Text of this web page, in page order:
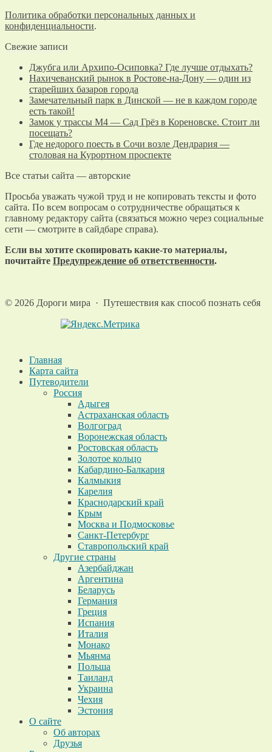
Политика обработки персональных данных и
конфиденциальности.
Свежие записи
Джубга или Архипо-Осиповка? Где лучше отдыхать?
Нахичеванский рынок в Ростове-на-Дону — один из
старейших базаров города
Замечательный парк в Динской — не в каждом городе
есть такой!
Замок у трассы М4 — Сад Грёз в Кореновске. Стоит ли
посещать?
Где недорого поесть в Сочи возле Дендрария —
столовая на Курортном проспекте
Все статьи сайта — авторские
Просьба уважать чужой труд и не копировать тексты и фото
сайта. По всем вопросам о сотрудничестве обращаться к
главному редактору сайта (связаться можно через социальные
сети — смотрите в сайдбаре справа).
Если вы хотите скопировать какие-то материалы,
почитайте Предупреждение об ответственности.
© 2026 Дороги мира · Путешествия как способ познать себя
Главная
Карта сайта
Путеводители
Россия
Адыгея
Астраханская область
Волгоград
Воронежская область
Ростовская область
Золотое кольцо
Кабардино-Балкария
Калмыкия
Карелия
Краснодарский край
Крым
Москва и Подмосковье
Санкт-Петербург
Ставропольский край
Другие страны
Азербайджан
Аргентина
Беларусь
Германия
Греция
Испания
Италия
Монако
Мьянма
Польша
Таиланд
Украина
Чехия
Эстония
О сайте
Об авторах
Друзья